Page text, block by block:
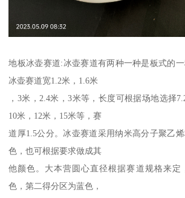
地板冰壶赛道:冰壶赛道有两种一种是板式的
冰壶赛道宽1.2米，1.6米
，3米，2.4米，3米等，长度可根据场地选择
10米，12米，15米等，赛
道厚1.5公分。冰壶赛道采用纳米高分子聚乙
色，也可根据要求做成其
他颜色。大本营圆心直径根据赛道规格来定
色，第二得分区为蓝色，